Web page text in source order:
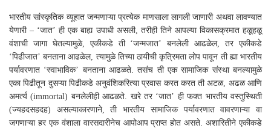
भारतीय सांस्कृतिक व्यूहात जन्मणाऱ्या प्रत्येक माणसाला लागली जाणारी अथवा लावण्यात
येणारी – ‘जात’ही एक बाह्य उपाधी असली, तरीही तिने आपल्या विकासक्रमात हळूहळू
वंशाची जागा घेतल्यामुळे, एकीकडे ती ‘जन्मजात’बनलेली आढळेल,तर एकीकडे
‘पिढीजात’बनताना आढळेल, त्यामुळे तिच्या ठायीची कृत्रिमता लोप पावून ती ह्या भारतीय
पर्यावरणात ‘स्वाभाविक’ बनताना आढळते. तसंच ती एक सामाजिक संस्था बनल्यामुळे
एका पिढीतून दुसऱ्या पिढीकडे अनुवंशिकरित्या प्रवास करत करत ती अटळ, अढळ आणि
अमर्त्य (immortal) बनलेलीही आढळते. खरे तर ‘जात’ ही फक्त भारतीय वस्तुस्थिती
(ज्यहदसहदह) असल्याकारणाने,ती भारतीय सामाजिक पर्यावरणात वावरणाऱ्या वा
जगणाऱ्या हर एक वंशाला वारसदारीनेच आपोआप प्राप्त होत असते. अशारितीने एकीकडे